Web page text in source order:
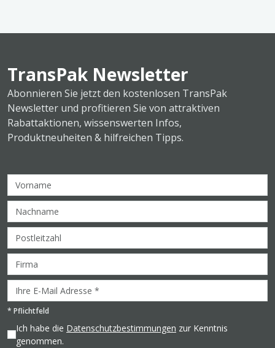
TransPak Newsletter
Abonnieren Sie jetzt den kostenlosen TransPak
Newsletter und profitieren Sie von attraktiven
Rabattaktionen, wissenswerten Infos,
Produktneuheiten & hilfreichen Tipps.
* Pflichtfeld
Ich habe die Datenschutzbestimmungen zur Kenntnis
genommen.